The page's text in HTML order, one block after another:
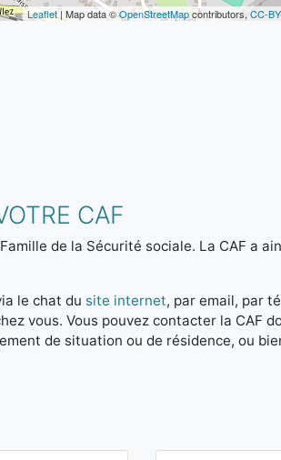
Leaflet | Map data ©OpenStreetMapcontributors, CC-
CAF
de la Sécurité sociale. La CAF a
le chat du site internet, par email, par
vous. Vous pouvez contacter la CAF
de situation ou de résidence, ou